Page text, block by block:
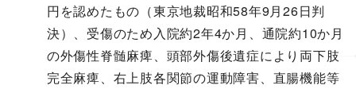
円を認めたもの（東京地裁昭和58年9月26日判
決）、受傷のため入院約2年4か月、通院約10か月
の外傷性脊髄麻痺、頭部外傷後遺症により両下肢
完全麻痺、右上肢各関節の運動障害、直腸機能等